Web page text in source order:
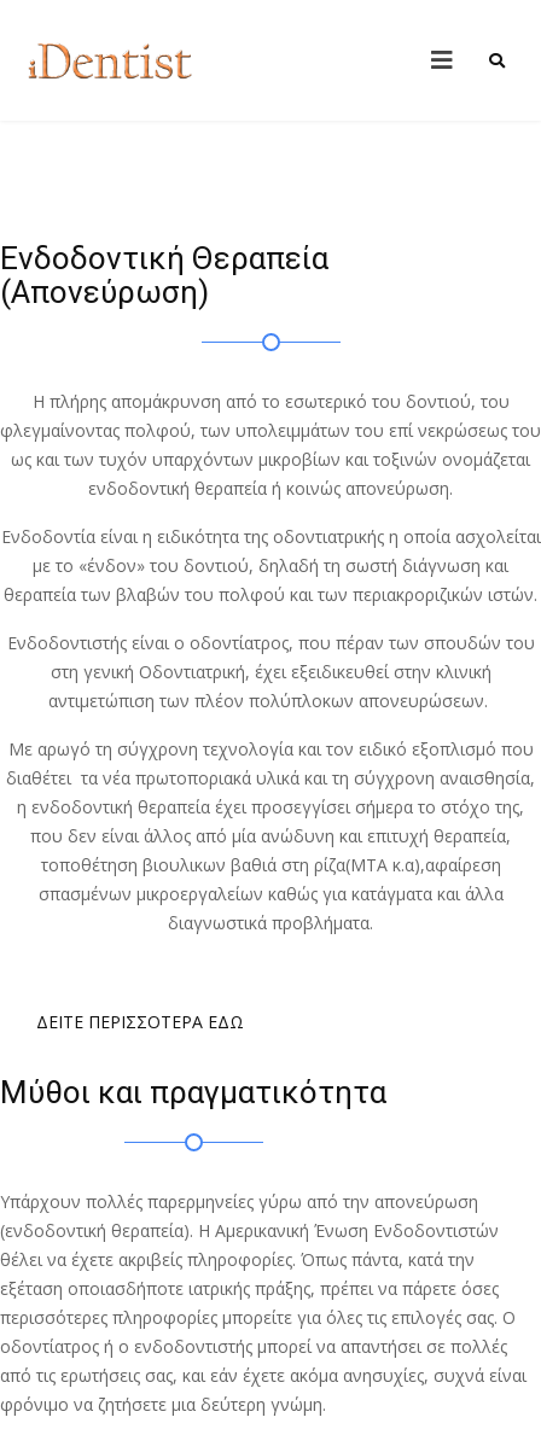
Ενδοδοντική Θεραπεία
(Απονεύρωση)
Η πλήρης απομάκρυνση από το εσωτερικό του δοντιού, του
φλεγμαίνοντας πολφού, των υπολειμμάτων του επί νεκρώσεως του
ως και των τυχόν υπαρχόντων μικροβίων και τοξινών ονομάζεται
ενδοδοντική θεραπεία ή κοινώς απονεύρωση.
Ενδοδοντία είναι η ειδικότητα της οδοντιατρικής η οποία ασχολείται
με το «ένδον» του δοντιού, δηλαδή τη σωστή διάγνωση και
θεραπεία των βλαβών του πολφού και των περιακροριζικών ιστών.
Ενδοδοντιστής είναι ο οδοντίατρος, που πέραν των σπουδών του
στη γενική Οδοντιατρική, έχει εξειδικευθεί στην κλινική
αντιμετώπιση των πλέον πολύπλοκων απονευρώσεων.
Με αρωγό τη σύγχρονη τεχνολογία και τον ειδικό εξοπλισμό που
διαθέτει τα νέα πρωτοποριακά υλικά και τη σύγχρονη αναισθησία,
η ενδοδοντική θεραπεία έχει προσεγγίσει σήμερα το στόχο της,
που δεν είναι άλλος από μία ανώδυνη και επιτυχή θεραπεία,
τοποθέτηση βιουλικων βαθιά στη ρίζα(ΜΤΑ κ.α),αφαίρεση
σπασμένων μικροεργαλείων καθώς για κατάγματα και άλλα
διαγνωστικά προβλήματα.
ΔΕΊΤΕ ΠΕΡΙΣΣΌΤΕΡΑ ΕΔΩ
Μύθοι και πραγματικότητα
Υπάρχουν πολλές παρερμηνείες γύρω από την απονεύρωση
(ενδοδοντική θεραπεία). Η Αμερικανική Ένωση Ενδοδοντιστών
θέλει να έχετε ακριβείς πληροφορίες. Όπως πάντα, κατά την
εξέταση οποιασδήποτε ιατρικής πράξης, πρέπει να πάρετε όσες
περισσότερες πληροφορίες μπορείτε για όλες τις επιλογές σας. Ο
οδοντίατρος ή ο ενδοδοντιστής μπορεί να απαντήσει σε πολλές
από τις ερωτήσεις σας, και εάν έχετε ακόμα ανησυχίες, συχνά είναι
φρόνιμο να ζητήσετε μια δεύτερη γνώμη.